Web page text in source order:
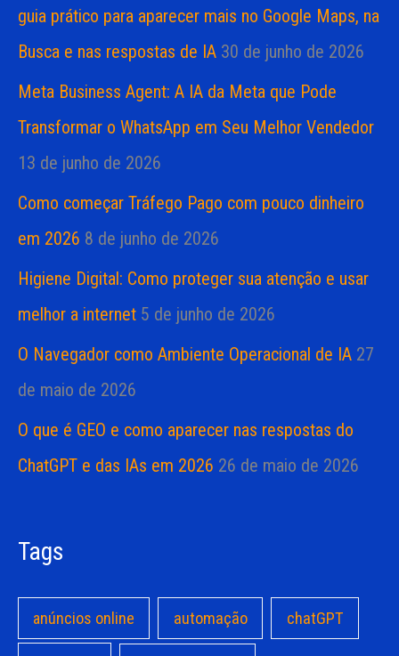
guia prático para aparecer mais no Google Maps, na
Busca e nas respostas de IA 30 de junho de 2026
Meta Business Agent: A IA da Meta que Pode
Transformar o WhatsApp em Seu Melhor Vendedor
13 de junho de 2026
Como começar Tráfego Pago com pouco dinheiro
em 2026 8 de junho de 2026
Higiene Digital: Como proteger sua atenção e usar
melhor a internet 5 de junho de 2026
O Navegador como Ambiente Operacional de IA 27
de maio de 2026
O que é GEO e como aparecer nas respostas do
ChatGPT e das IAs em 2026 26 de maio de 2026
Tags
anúncios online automação chatGPT